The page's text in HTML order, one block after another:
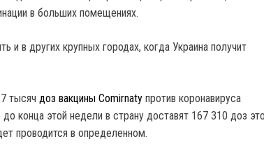
в больших помещениях.
и в других крупных городах, когда Украина получит
тысяч доз вакцины Comirnaty против коронавируса
конца этой недели в страну доставят 167 310 доз
проводится в определенном.